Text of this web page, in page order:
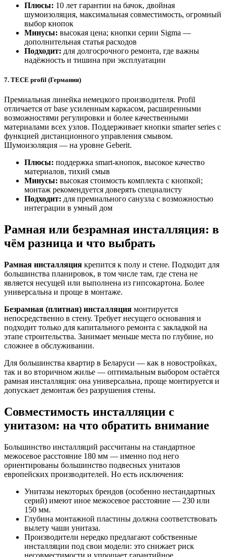
Плюсы: 10 лет гарантии на бачок, двойная
шумоизоляция, максимальная совместимость, огромный
выбор кнопок
Минусы: высокая цена; кнопки серии Sigma —
дополнительная статья расходов
Подходит: для долгосрочного ремонта, где важны
надёжность и тишина при эксплуатации
7. TECE profil (Германия)
Премиальная линейка немецкого производителя. Profil
отличается от base усиленным каркасом, расширенными
возможностями регулировки и более качественными
материалами всех узлов. Поддерживает кнопки smarter series с
функцией дистанционного управления смывом.
Шумоизоляция — на уровне Geberit.
Плюсы: поддержка smart-кнопок, высокое качество
материалов, тихий смыв
Минусы: высокая стоимость комплекта с кнопкой;
монтаж рекомендуется доверять специалисту
Подходит: для премиального санузла с возможностью
интеграции в умный дом
Рамная или безрамная инсталляция: в
чём разница и что выбрать
Рамная инсталляция крепится к полу и стене. Подходит для
большинства планировок, в том числе там, где стена не
является несущей или выполнена из гипсокартона. Более
универсальна и проще в монтаже.
Безрамная (плитная) инсталляция монтируется
непосредственно в стену. Требует несущего основания и
подходит только для капитального ремонта с закладкой на
этапе строительства. Занимает меньше места по глубине, но
сложнее в обслуживании.
Для большинства квартир в Беларуси — как в новостройках,
так и во вторичном жилье — оптимальным выбором остаётся
рамная инсталляция: она универсальна, проще монтируется и
допускает демонтаж без разрушения стены.
Совместимость инсталляции с
унитазом: на что обратить внимание
Большинство инсталляций рассчитаны на стандартное
межосевое расстояние 180 мм — именно под него
ориентированы большинство подвесных унитазов
европейских производителей. Но есть исключения:
Унитазы некоторых брендов (особенно нестандартных
серий) имеют иное межосевое расстояние — 230 или
150 мм.
Глубина монтажной пластины должна соответствовать
вылету чаши унитаза.
Производители нередко предлагают собственные
инсталляции под свои модели: это снижает риск
несовместимости и упрощает гарантийное